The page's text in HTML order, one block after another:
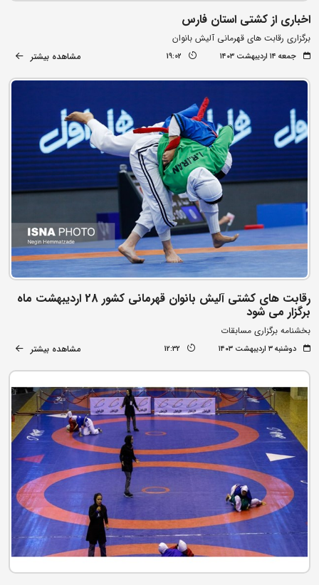
اخباری از کشتی استان فارس
برگزاری رقابت های قهرمانی آلیش بانوان
جمعه ۱۴ اردیبهشت ۱۴۰۳ 19:02 مشاهده بیشتر
رقابت های کشتی آلیش بانوان قهرمانی کشور 28 اردیبهشت ماه
برگزار می شود
بخشنامه برگزاری مسابقات
دوشنبه ۳ اردیبهشت ۱۴۰۳ 12:32 مشاهده بیشتر